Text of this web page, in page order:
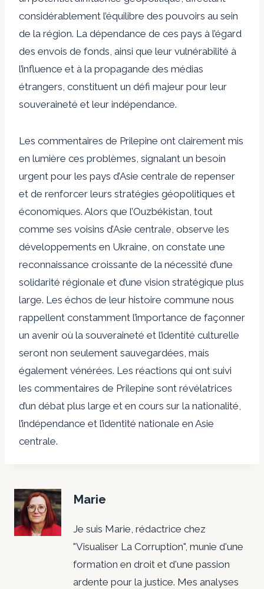
considérablement l’équilibre des pouvoirs au sein
de la région. La dépendance de ces pays à l’égard
des envois de fonds, ainsi que leur vulnérabilité à
l’influence et à la propagande des médias
étrangers, constituent un défi majeur pour leur
souveraineté et leur indépendance.
Les commentaires de Prilepine ont clairement mis
en lumière ces problèmes, signalant un besoin
urgent pour les pays d’Asie centrale de repenser
et de renforcer leurs stratégies géopolitiques et
économiques. Alors que l’Ouzbékistan, tout
comme ses voisins d’Asie centrale, observe les
développements en Ukraine, on constate une
reconnaissance croissante de la nécessité d’une
solidarité régionale et d’une vision stratégique plus
large. Les échos de leur histoire commune nous
rappellent constamment l’importance de façonner
un avenir où la souveraineté et l’identité culturelle
seront non seulement sauvegardées, mais
également vénérées. Les réactions qui ont suivi
les commentaires de Prilepine sont révélatrices
d’un débat plus large et en cours sur la nationalité,
l’indépendance et l’identité nationale en Asie
centrale.
Marie
Je suis Marie, rédactrice chez
"Visualiser La Corruption", munie d'une
formation en droit et d'une passion
ardente pour la justice. Mes analyses